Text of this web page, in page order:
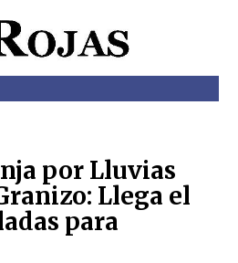
por Lluvias
Llega el
para